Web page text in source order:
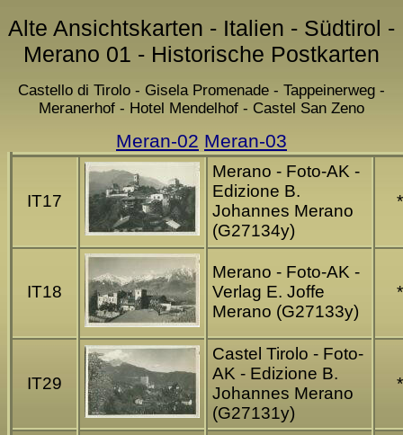
Alte Ansichtskarten - Italien - Südtirol -
Merano 01 - Historische Postkarten
Castello di Tirolo - Gisela Promenade - Tappeinerweg -
Meranerhof - Hotel Mendelhof - Castel San Zeno
Meran-02 Meran-03
IT17
Merano - Foto-AK -
Edizione B.
Johannes Merano
(G27134y)
*
IT18
Merano - Foto-AK -
Verlag E. Joffe
Merano (G27133y)
*
IT29
Castel Tirolo - Foto-
AK - Edizione B.
Johannes Merano
(G27131y)
*